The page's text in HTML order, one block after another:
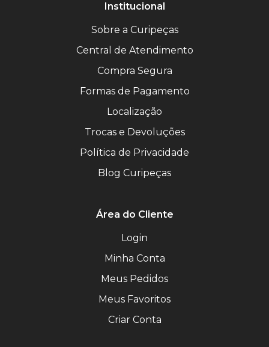
Institucional
Sobre a Curipeças
Central de Atendimento
Compra Segura
Formas de Pagamento
Localização
Trocas e Devoluções
Política de Privacidade
Blog Curipeças
Área do Cliente
Login
Minha Conta
Meus Pedidos
Meus Favoritos
Criar Conta